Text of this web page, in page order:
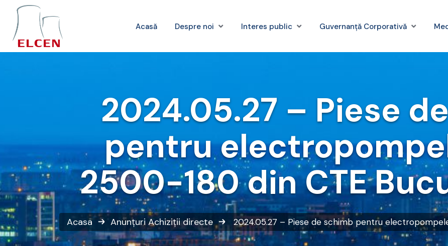
Acasă Despre noi Interes public Guvernanță Corporativă
2024.05.27 – Piese
pentru
2500-180 din CTE
Acasa Anunțuri Achiziții directe 2024.05.27 – Piese de schimb pentru